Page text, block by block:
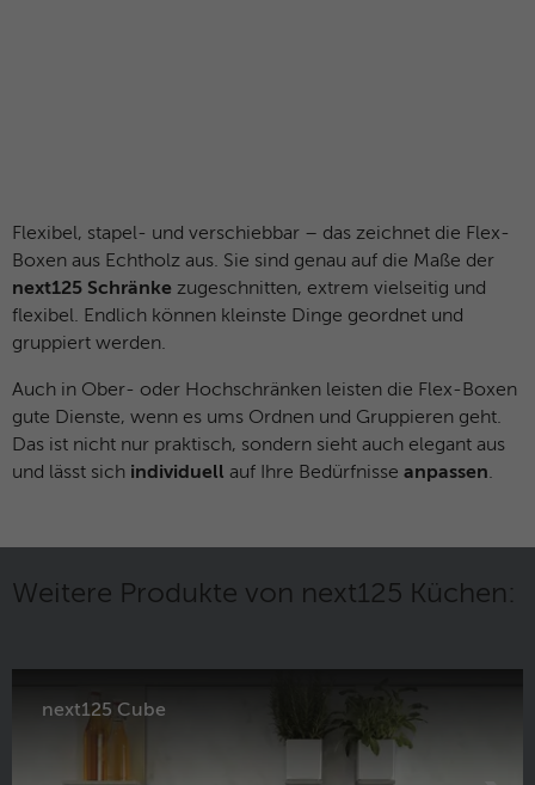
Flexibel, stapel- und verschiebbar – das zeichnet die Flex-
Boxen aus Echtholz aus. Sie sind genau auf die Maße der
next125 Schränke zugeschnitten, extrem vielseitig und
flexibel. Endlich können kleinste Dinge geordnet und
gruppiert werden.
Auch in Ober- oder Hochschränken leisten die Flex-Boxen
gute Dienste, wenn es ums Ordnen und Gruppieren geht.
Das ist nicht nur praktisch, sondern sieht auch elegant aus
und lässt sich individuell auf Ihre Bedürfnisse anpassen.
Weitere Produkte von next125 Küchen:
next125 Cube